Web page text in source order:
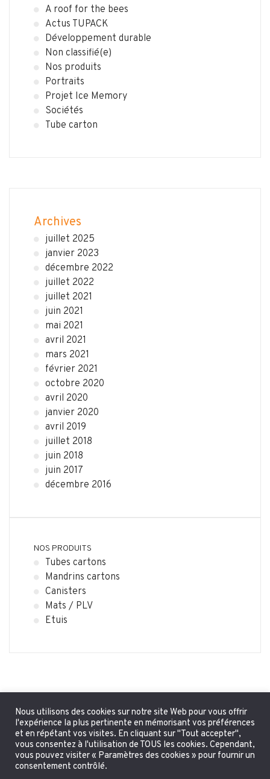
A roof for the bees
Actus TUPACK
Développement durable
Non classifié(e)
Nos produits
Portraits
Projet Ice Memory
Sociétés
Tube carton
Archives
juillet 2025
janvier 2023
décembre 2022
juillet 2022
juillet 2021
juin 2021
mai 2021
avril 2021
mars 2021
février 2021
octobre 2020
avril 2020
janvier 2020
avril 2019
juillet 2018
juin 2018
juin 2017
décembre 2016
NOS PRODUITS
Tubes cartons
Mandrins cartons
Canisters
Mats / PLV
Etuis
Nous utilisons des cookies sur notre site Web pour vous offrir
l'expérience la plus pertinente en mémorisant vos préférences
et en répétant vos visites. En cliquant sur "Tout accepter",
vous consentez à l'utilisation de TOUS les cookies. Cependant,
vous pouvez visiter « Paramètres des cookies » pour fournir un
consentement contrôlé.